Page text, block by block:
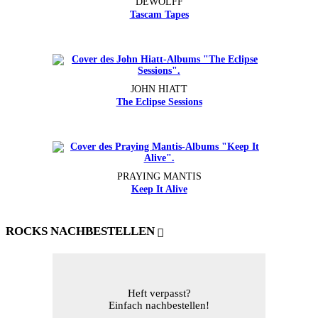
Tascam Tapes
JOHN HIATT
The Eclipse Sessions
PRAYING MANTIS
Keep It Alive
ROCKS NACHBESTELLEN
Heft verpasst?
Einfach nachbestellen!